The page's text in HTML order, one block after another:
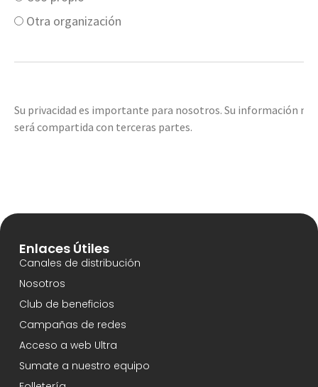
Enlaces Útiles
Canales de distribución
Nosotros
Club de beneficios
Campañas de redes
Acceso a web Ultra
Sumate a nuestro equipo